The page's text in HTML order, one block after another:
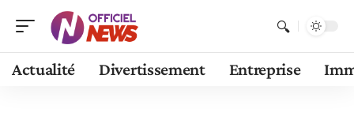
Actualité Divertissement Entreprise